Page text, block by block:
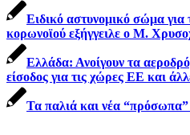
Ειδικό αστυνομικό σώμα
κορωνοϊού εξήγγειλε ο Μ.
Ελλάδα: Ανοίγουν τα
είσοδος για τις χώρες ΕΕ και
Τα παλιά και νέα